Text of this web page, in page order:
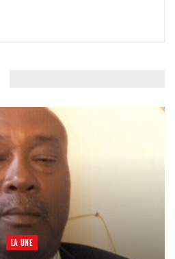
LA UNE